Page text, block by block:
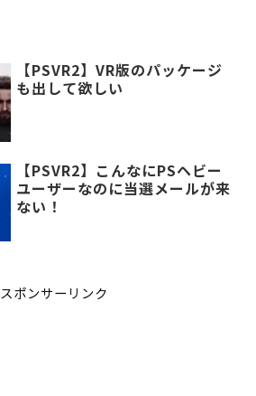
【PSVR2】VR版のパッケージ
も出して欲しい
【PSVR2】こんなにPSヘビー
ユーザーなのに当選メールが来
ない！
スポンサーリンク